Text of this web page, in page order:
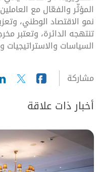
المؤثّر والفعّال مع
نمو الاقتصاد الوطني،
تنتهجه الدائرة، وتعتبر
السياسات والاستراتيجيات
مشاركة
أخبار ذات علاقة